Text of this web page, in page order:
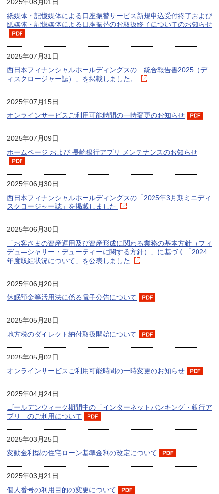
2025年08月01日
紙媒体・記憶媒体による口座振替サービス新規申込受付終了および
紙媒体・記憶媒体による口座振替のお取扱終了についてのお知らせ
2025年07月31日
西日本フィナンシャルホールディングスの「統合報告書2025（デ
ィスクロージャー誌）」を掲載しました。
2025年07月15日
オンラインサービスご利用可能時間の一時変更のお知らせ
2025年07月09日
ホームページ および 長崎銀行アプリ メンテナンスのお知らせ
2025年06月30日
西日本フィナンシャルホールディングスの「2025年3月期ミニディ
スクロージャー誌」を掲載しました
2025年06月30日
「お客さまの資産運用及び資産形成に関わる業務の基本方針（フィ
デュ―シャリー・デューティーに関する方針）」に基づく「2024
年度取組状況について」を公表しました
2025年06月20日
休眠預金等活用法に係る電子公告について
2025年05月28日
地方税のダイレクト納付取扱開始について
2025年05月02日
オンラインサービスご利用可能時間の一時変更のお知らせ
2025年04月24日
ゴールデンウィーク期間中の「インターネットバンキング・銀行ア
プリ」のご利用について
2025年03月25日
変動金利型の住宅ローン基準金利の改定について
2025年03月21日
個人番号の利用目的の変更について